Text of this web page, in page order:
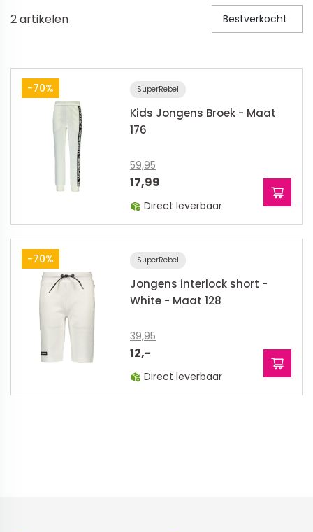
Veiligheid in en om huis
Veiligheid buiten de deur
Meer
Kinderstoelen
Kinderstoelen
Kindermeubels
Schommelstoelen en wipstoeltjes
2artikelen Bestverkocht
-70% SuperRebel
Kids Jongens Broek - Maat
176
59,95
17,99
Direct leverbaar
-70% SuperRebel
Jongens interlock short -
White - Maat 128
39,95
12,-
Direct leverbaar